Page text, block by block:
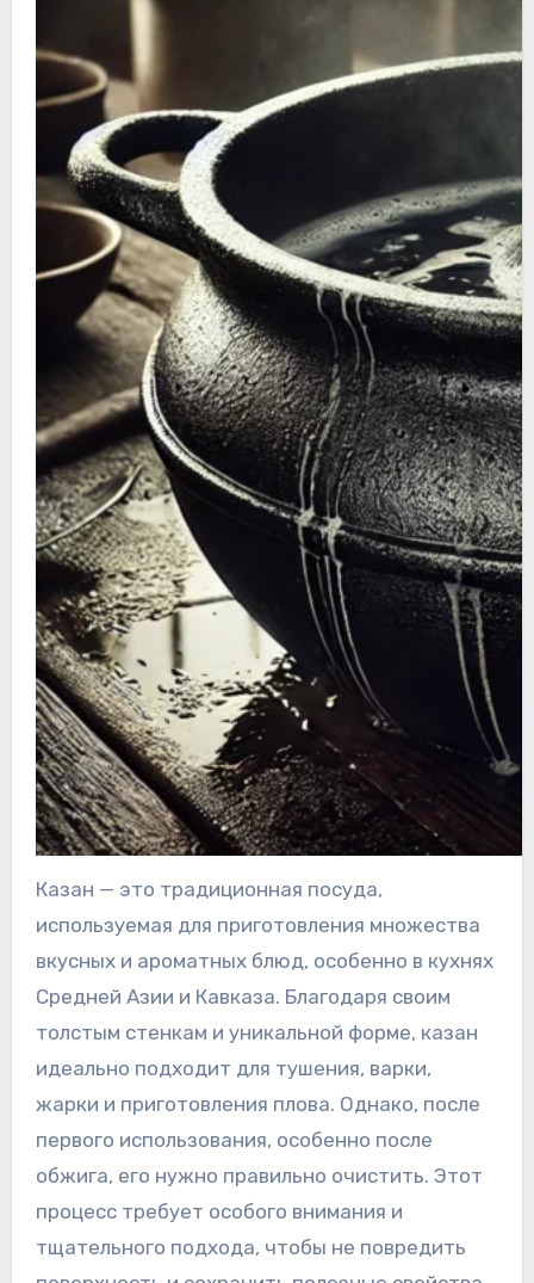
Казан — это традиционная посуда,
используемая для приготовления множества
вкусных и ароматных блюд, особенно в кухнях
Средней Азии и Кавказа. Благодаря своим
толстым стенкам и уникальной форме, казан
идеально подходит для тушения, варки,
жарки и приготовления плова. Однако, после
первого использования, особенно после
обжига, его нужно правильно очистить. Этот
процесс требует особого внимания и
тщательного подхода, чтобы не повредить